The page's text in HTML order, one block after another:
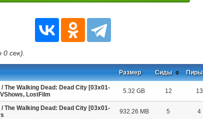
сек).
Размер Сиды Пиры
Walking Dead: Dead City [03x01-
LostFilm
5.32 GB 12 13
Walking Dead: Dead City [03x01-
932.26 MB 5 4